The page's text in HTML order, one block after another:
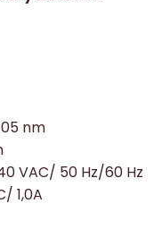
nm
VAC/ 50 Hz/60 Hz
1,0A